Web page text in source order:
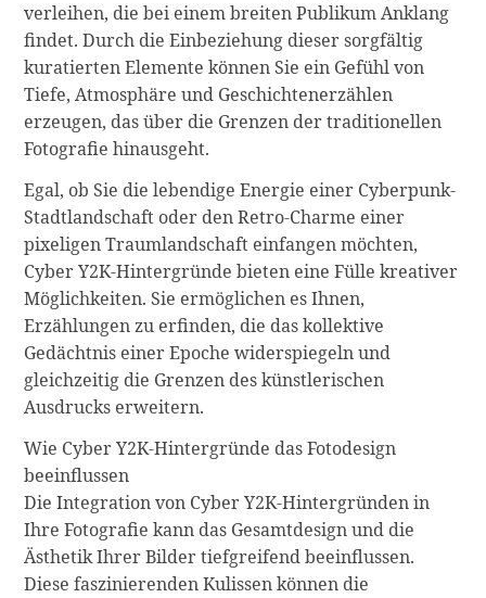
verleihen, die bei einem breiten Publikum Anklang
findet. Durch die Einbeziehung dieser sorgfältig
kuratierten Elemente können Sie ein Gefühl von
Tiefe, Atmosphäre und Geschichtenerzählen
erzeugen, das über die Grenzen der traditionellen
Fotografie hinausgeht.
Egal, ob Sie die lebendige Energie einer Cyberpunk-
Stadtlandschaft oder den Retro-Charme einer
pixeligen Traumlandschaft einfangen möchten,
Cyber Y2K-Hintergründe bieten eine Fülle kreativer
Möglichkeiten. Sie ermöglichen es Ihnen,
Erzählungen zu erfinden, die das kollektive
Gedächtnis einer Epoche widerspiegeln und
gleichzeitig die Grenzen des künstlerischen
Ausdrucks erweitern.
Wie Cyber Y2K-Hintergründe das Fotodesign
beeinflussen
Die Integration von Cyber Y2K-Hintergründen in
Ihre Fotografie kann das Gesamtdesign und die
Ästhetik Ihrer Bilder tiefgreifend beeinflussen.
Diese faszinierenden Kulissen können die